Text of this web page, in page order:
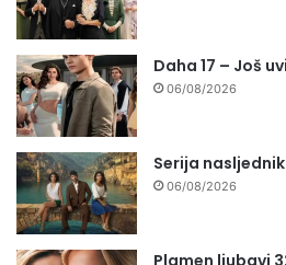
Daha 17 – Još
06/08/2026
Serija
06/08/2026
Plamen ljubavi